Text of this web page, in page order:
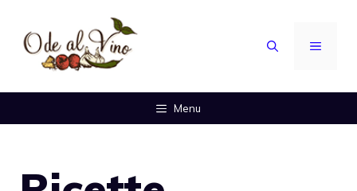
contenuto
MENU
Menu